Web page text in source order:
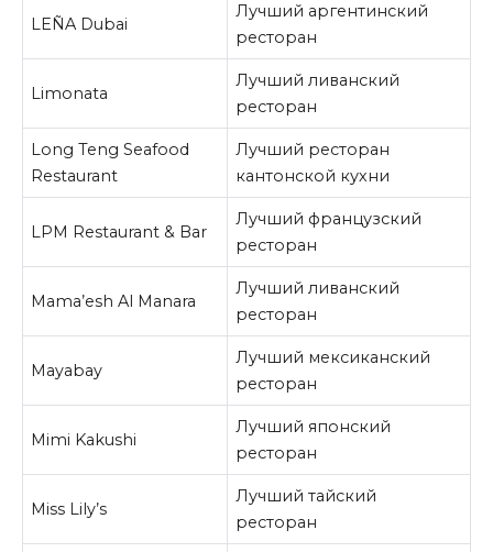
LEÑA Dubai
Лучший аргентинский
ресторан
Limonata
Лучший ливанский
ресторан
Long Teng Seafood
Restaurant
Лучший ресторан
кантонской кухни
LPM Restaurant & Bar
Лучший французский
ресторан
Mama’esh Al Manara
Лучший ливанский
ресторан
Mayabay
Лучший мексиканский
ресторан
Mimi Kakushi
Лучший японский
ресторан
Miss Lily’s
Лучший тайский
ресторан